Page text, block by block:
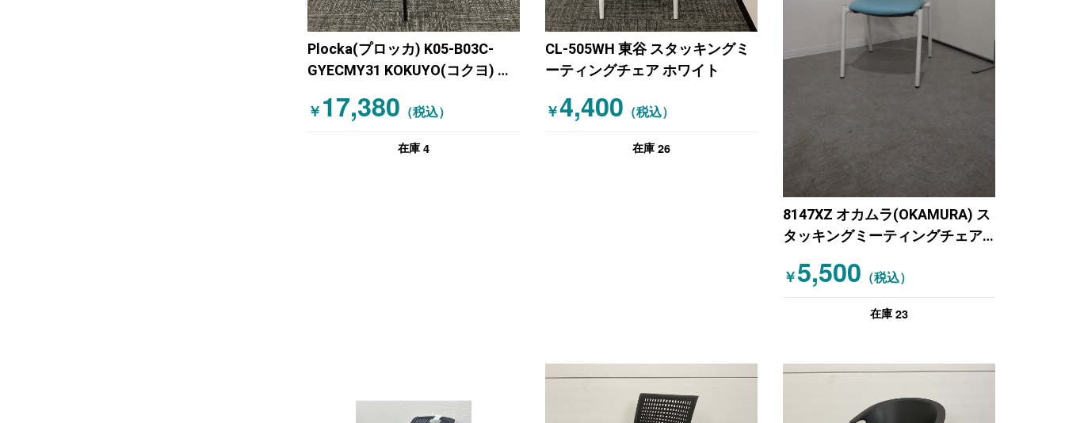
Plocka(プロッカ) K05-B03C-
GYECMY31 KOKUYO(コクヨ) ス
ダイニングチェア グレー
￥ 17,380 （税込）
在庫 4
CL-505WH 東谷 スタッキングミ
ーティングチェア ホワイト
￥4,400 （税込）
在庫 26
8147XZ オカムラ(OKAMURA) ス
タッキングミーティングチェア
￥5,500 （税込）
在庫 23